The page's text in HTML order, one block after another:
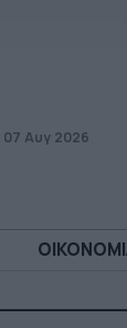
Αυγ 2026